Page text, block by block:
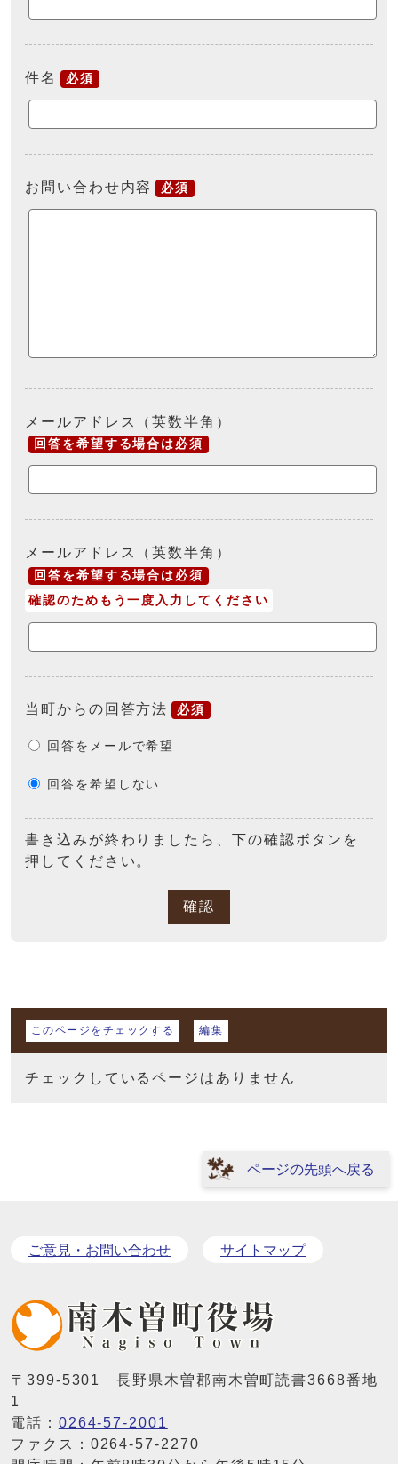
件名 必須
お問い合わせ内容 必須
メールアドレス（英数半角）
回答を希望する場合は必須
メールアドレス（英数半角）
回答を希望する場合は必須
確認のためもう一度入力してください
当町からの回答方法 必須
回答をメールで希望
回答を希望しない
書き込みが終わりましたら、下の確認ボタンを
押してください。
確認
マイページ
このページをチェックする 編集
チェックしているページはありません
ページの先頭へ戻る
ご意見・お問い合わせ サイトマップ
〒399-5301 長野県木曽郡南木曽町読書3668番地
1
電話： 0264-57-2001
ファクス：0264-57-2270